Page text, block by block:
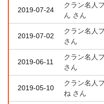
2019-07-24
クラン名人
ん さん
2019-07-02
クラン名人
さん
2019-06-11
クラン名人
さん
2019-05-10
クラン名人
ね さん